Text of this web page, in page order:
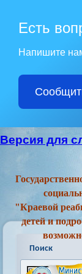
Есть
Напишите
Версия для
"Краевой
детей и
Поиск